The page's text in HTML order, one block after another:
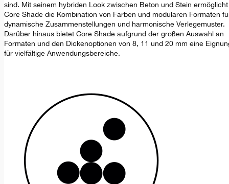
sind. Mit seinem hybriden Look zwischen Beton und Stein ermöglicht
Core Shade die Kombination von Farben und modularen Formaten
dynamische Zusammenstellungen und harmonische Verlegemuster.
Darüber hinaus bietet Core Shade aufgrund der großen Auswahl an
Formaten und den Dickenoptionen von 8, 11 und 20 mm eine
für vielfältige Anwendungsbereiche.